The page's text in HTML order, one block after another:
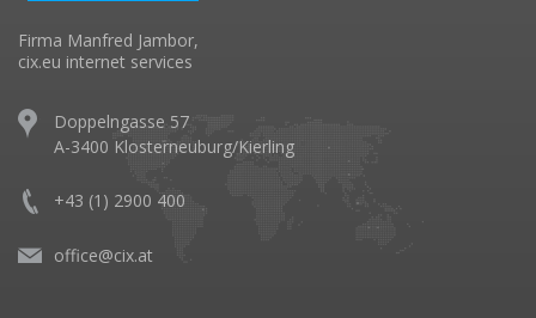
Firma Manfred Jambor,
cix.eu internet services
Doppelngasse 57
A-3400 Klosterneuburg/Kierling
+43 (1) 2900 400
office@cix.at